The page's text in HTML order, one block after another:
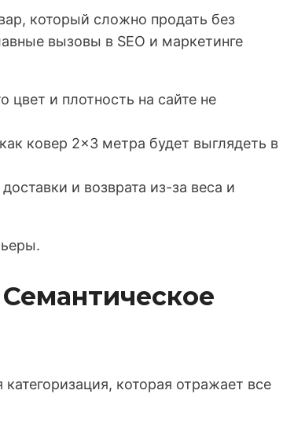
который сложно продать без
вызовы в SEO и маркетинге
цвет и плотность на сайте не
ковер 2×3 метра будет выглядеть в
и возврата из-за веса и
которая отражает все